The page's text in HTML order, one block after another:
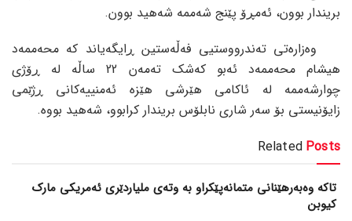
بریندار بوون، ئەمڕۆ پێنج شەممە شەهید بوون.
وەزارەتی تەندرووستیی فەڵەستین ڕایگەیاند کە محەممەد
هیشام محەممەد ئەبو کەشک تەمەن 22 ساڵە لە ڕۆژی
چوارشەممە لە ئاکامی هێرشی هێزە ئەمنییەکانی ڕژێمی
زایۆنیستی بۆ سەر شاری نابلۆس بریندار کرابوو، شەهید بووە.
Related Posts
تاکە وەبەرهێنانی متمانەپێکراو بە وتەی ملیاردێری ئەمریکی مارک
کیوبن